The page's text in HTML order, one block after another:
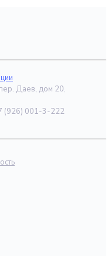
Даев, дом 20,
(926) 001-3-222